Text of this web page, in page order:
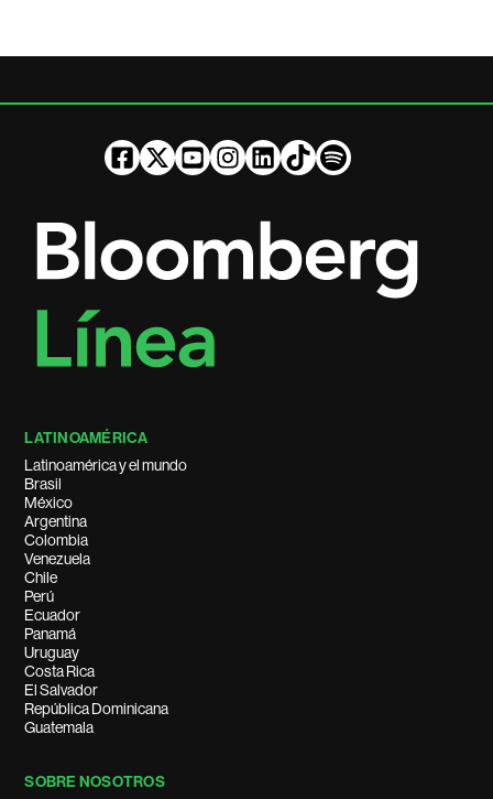
LATINOAMÉRICA
Latinoamérica y el mundo
Brasil
México
Argentina
Colombia
Venezuela
Chile
Perú
Ecuador
Panamá
Uruguay
Costa Rica
El Salvador
República Dominicana
Guatemala
SOBRE NOSOTROS